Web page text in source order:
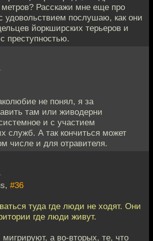
метров? Расскажи мне еще про
удовольствием послушаю, как они
йоркширских терьеров и
преступностью.
не понял, я за
там или живодерни
и с участием
служб. А так кончиться может
числе и для отравителя.
#36
туда где люди не ходят. Они
где люди живут.
а во-вторых, те, что